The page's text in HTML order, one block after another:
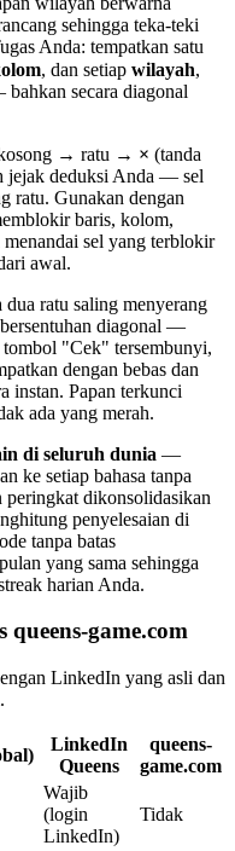
sehingga teka-teki
Anda: tempatkan satu
, dan setiap wilayah,
secara diagonal
kosong → ratu → × (tanda
jejak deduksi Anda — sel
ratu. Gunakan dengan
baris, kolom,
sel yang terblokir
awal.
ratu saling menyerang
diagonal —
tombol "Cek" tersembunyi,
dengan bebas dan
instan. Papan terkunci
ada yang merah.
di seluruh dunia —
ke setiap bahasa tanpa
peringkat dikonsolidasikan
penyelesaian di
tanpa batas
yang sama sehingga
harian Anda.
queens-game.com
LinkedIn yang asli dan
LinkedIn
Queens
queens-
game.com
Wajib
(login
LinkedIn)
Tidak